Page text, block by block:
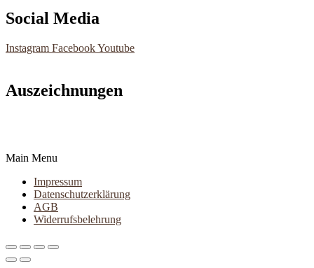
Social Media
Instagram FacebookYoutube
Auszeichnungen
Main Menu
Impressum
Datenschutzerklärung
AGB
Widerrufsbelehrung